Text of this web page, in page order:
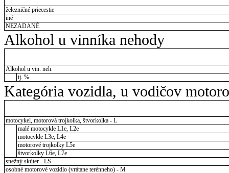
železničné priecestie
iné
NEZADANÉ
Alkohol u vinníka nehody
Alkohol u vin. neh.
tj. %
Kategória vozidla, u vodičov
motocykel, motorová trojkolka, štvorkolka - L
malé motocykle L1e, L2e
motocykle L3e, L4e
motorové trojkolky L5e
štvorkolky L6e, L7e
snežný skúter - LS
osobné motorové vozidlo (vrátane terénneho) - M